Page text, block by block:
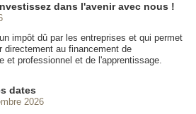
dans l'avenir avec nous !
impôt dû par les entreprises et qui permet
directement au financement de
et professionnel et de l'apprentissage.
dates
2026